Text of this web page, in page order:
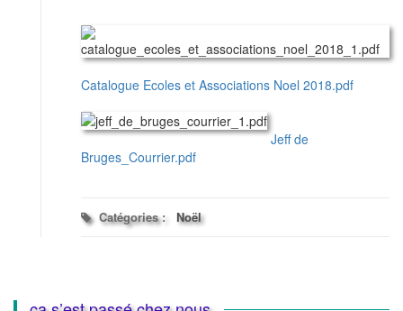
Catalogue Ecoles et Associations Noel 2018.pdf
Jeff de
Bruges_Courrier.pdf
Catégories : Noël